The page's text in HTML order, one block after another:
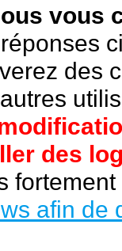
vous
des
des
afin de